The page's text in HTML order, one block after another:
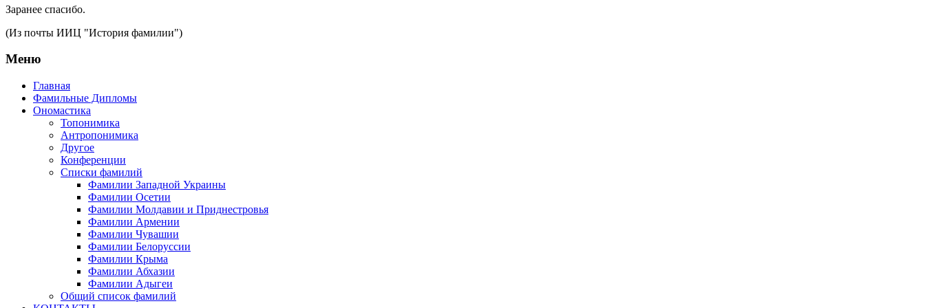
Заранее спасибо.
(Из почты ИИЦ "История фамилии")
Меню
Главная
Фамильные Дипломы
Ономастика
Топонимика
Антропонимика
Другое
Конференции
Списки фамилий
Фамилии Западной Украины
Фамилии Осетии
Фамилии Молдавии и Приднестровья
Фамилии Армении
Фамилии Чувашии
Фамилии Белоруссии
Фамилии Крыма
Фамилии Абхазии
Фамилии Адыгеи
Общий список фамилий